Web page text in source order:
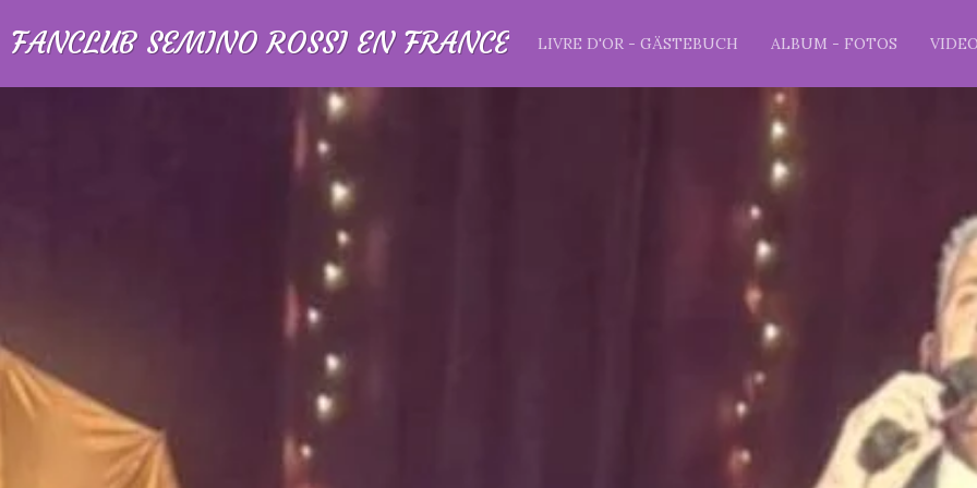
FANCLUB SEMINO ROSSI EN FRANCE LIVRE D'OR - GÄSTEBUCH ALBUM - FOTOS